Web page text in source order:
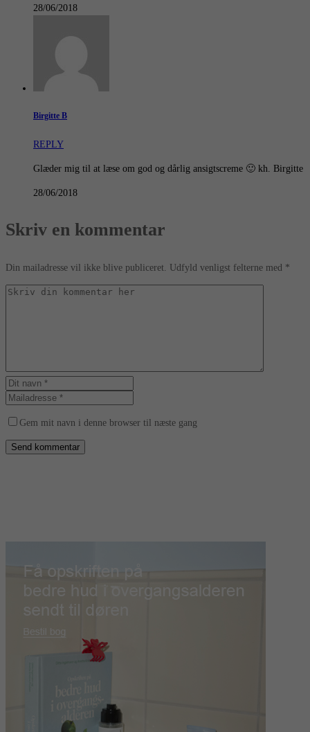
28/06/2018
Birgitte B
REPLY
Glæder mig til at læse om god og dårlig ansigtscreme 🙂 kh. Birgitte
28/06/2018
Skriv en kommentar
Din mailadresse vil ikke blive publiceret. Udfyld venligst felterne med *
Gem mit navn i denne browser til næste gang